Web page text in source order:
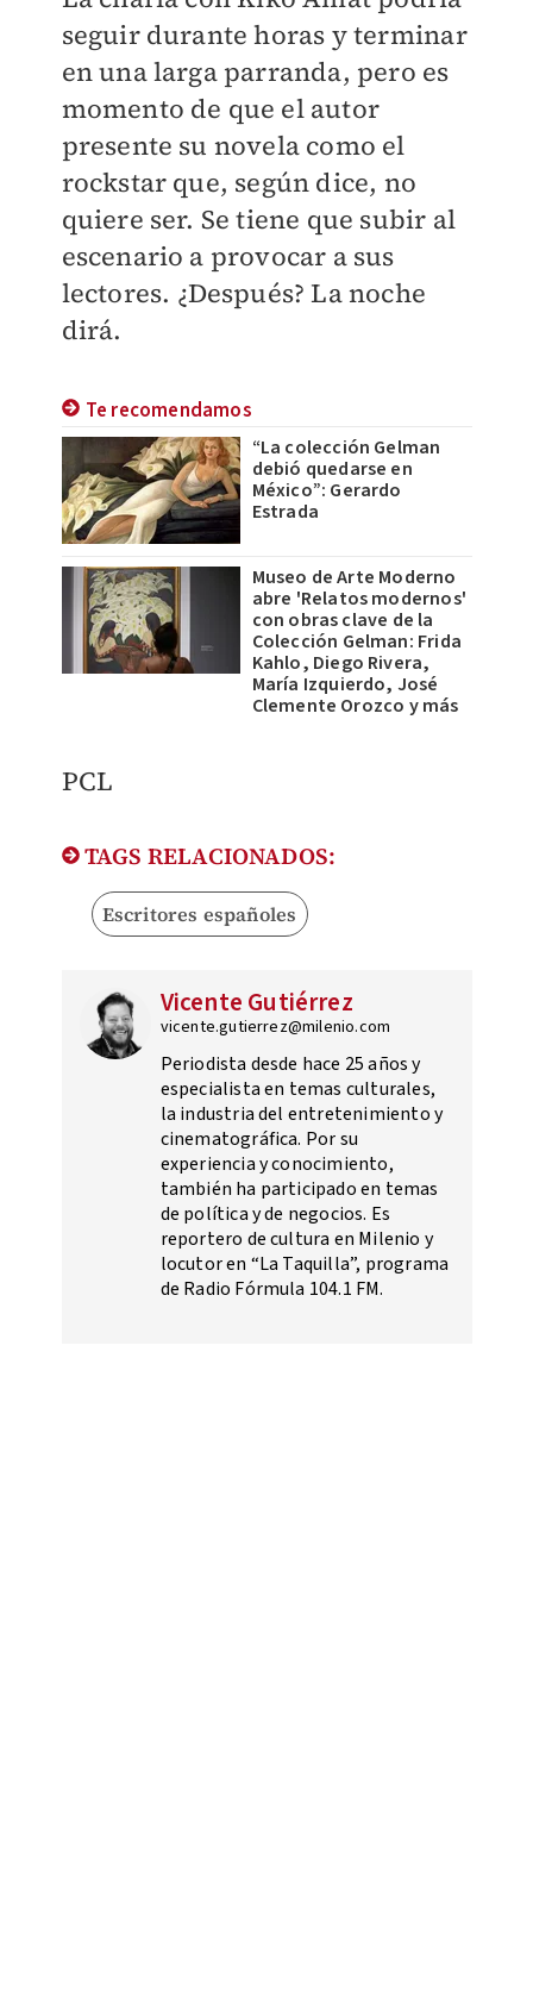
seguir durante horas y terminar
en una larga parranda, pero es
momento de que el autor
presente su novela como el
rockstar que, según dice, no
quiere ser. Se tiene que subir al
escenario a provocar a sus
lectores. ¿Después? La noche
dirá.
Te recomendamos
“La colección Gelman
debió quedarse en
México”: Gerardo
Estrada
Museo de Arte Moderno
abre 'Relatos modernos'
con obras clave de la
Colección Gelman: Frida
Kahlo, Diego Rivera,
María Izquierdo, José
Clemente Orozco y más
PCL
TAGS RELACIONADOS:
Escritores españoles
Vicente Gutiérrez
vicente.gutierrez@milenio.com
Periodista desde hace 25 años y
especialista en temas culturales,
la industria del entretenimiento y
cinematográfica. Por su
experiencia y conocimiento,
también ha participado en temas
de política y de negocios. Es
reportero de cultura en Milenio y
locutor en “La Taquilla”, programa
de Radio Fórmula 104.1 FM.